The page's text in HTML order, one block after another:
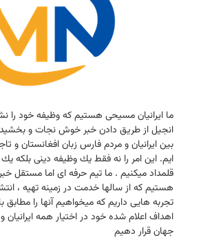
ما ایرانیان مسیحی هستیم كه وظیفه خود را
انجیل از طریق دادن خبر خوش نجات و
بین ایرانیان و مردم فارس زبان افغانستان و
ایم. این امر را نه فقط یك وظیفه دینی بلكه
قلمداد میكنیم . ما تیم حرفه ای اما مستقل
هستیم كه از سالها خدمت در زمینه تهیه ،
تجربه هایی داریم كه میخواهیم آنها را مطابق
اهداف اعلام شده خود در اختیار همه ایرانیان
جهان قرار دهیم